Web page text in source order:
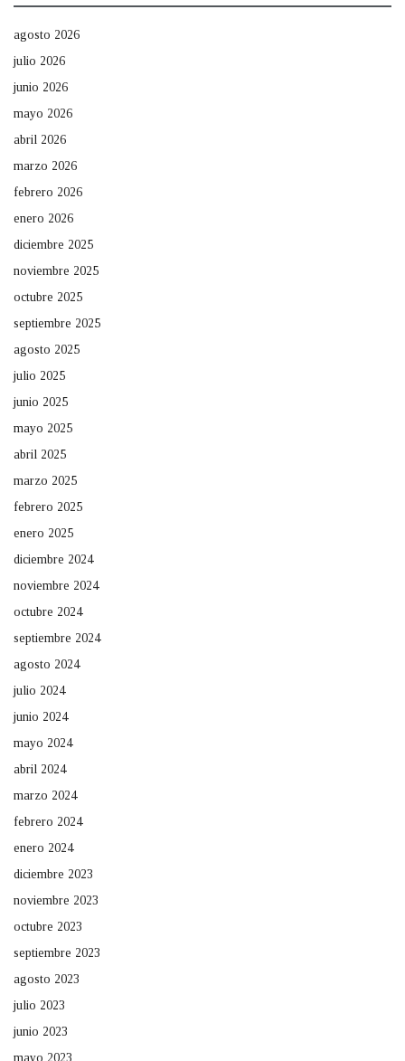
agosto 2026
julio 2026
junio 2026
mayo 2026
abril 2026
marzo 2026
febrero 2026
enero 2026
diciembre 2025
noviembre 2025
octubre 2025
septiembre 2025
agosto 2025
julio 2025
junio 2025
mayo 2025
abril 2025
marzo 2025
febrero 2025
enero 2025
diciembre 2024
noviembre 2024
octubre 2024
septiembre 2024
agosto 2024
julio 2024
junio 2024
mayo 2024
abril 2024
marzo 2024
febrero 2024
enero 2024
diciembre 2023
noviembre 2023
octubre 2023
septiembre 2023
agosto 2023
julio 2023
junio 2023
mayo 2023